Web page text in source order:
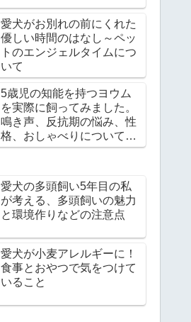
愛犬がお別れの前にくれた
優しい時間のはなし～ペッ
トのエンジェルタイムにつ
いて
5歳児の知能を持つヨウム
を実際に飼ってみました。
鳴き声、反抗期の悩み、性
格、おしゃべりについて解
説
愛犬の多頭飼い5年目の私
が考える、多頭飼いの魅力
と環境作りなどの注意点
愛犬が小麦アレルギーに！
食事とおやつで気をつけて
いること